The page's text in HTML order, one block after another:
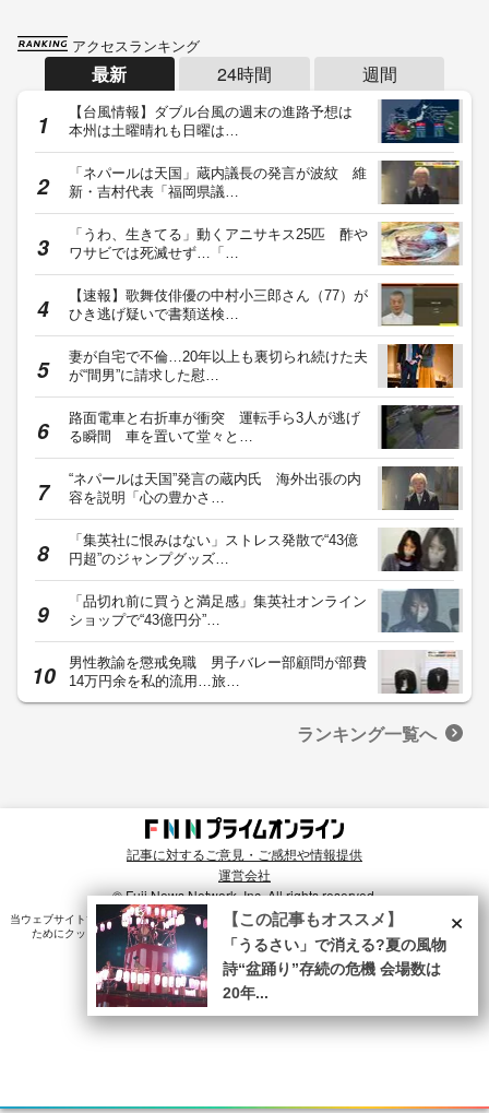
アクセスランキング
最新 24時間 週間
【台風情報】ダブル台風の週末の進路予想は
本州は土曜晴れも日曜は…
「ネパールは天国」蔵内議長の発言が波紋 維
新・吉村代表「福岡県議…
「うわ、生きてる」動くアニサキス25匹 酢や
ワサビでは死滅せず…「…
【速報】歌舞伎俳優の中村小三郎さん（77）が
ひき逃げ疑いで書類送検…
妻が自宅で不倫…20年以上も裏切られ続けた夫
が“間男”に請求した慰…
路面電車と右折車が衝突 運転手ら3人が逃げ
る瞬間 車を置いて堂々と…
“ネパールは天国”発言の蔵内氏 海外出張の内
容を説明「心の豊かさ…
「集英社に恨みはない」ストレス発散で“43億
円超”のジャンプグッズ…
「品切れ前に買うと満足感」集英社オンライン
ショップで“43億円分”…
男性教諭を懲戒免職 男子バレー部顧問が部費
14万円余を私的流用…旅…
ランキング一覧へ
記事に対するご意見・ご感想や情報提供
運営会社
© Fuji News Network, Inc. All rights reserved.
当ウェブサイトでは、ユーザのニーズ・興味・関⼼に合致したコンテンツや広告配信を提供する
ためにクッキーを使⽤しています。詳細は、
プライバシーポリシー をご確認ください。×
【この記事もオススメ】
「うるさい」で消える?夏の風物
詩“盆踊り”存続の危機 会場数は
20年...